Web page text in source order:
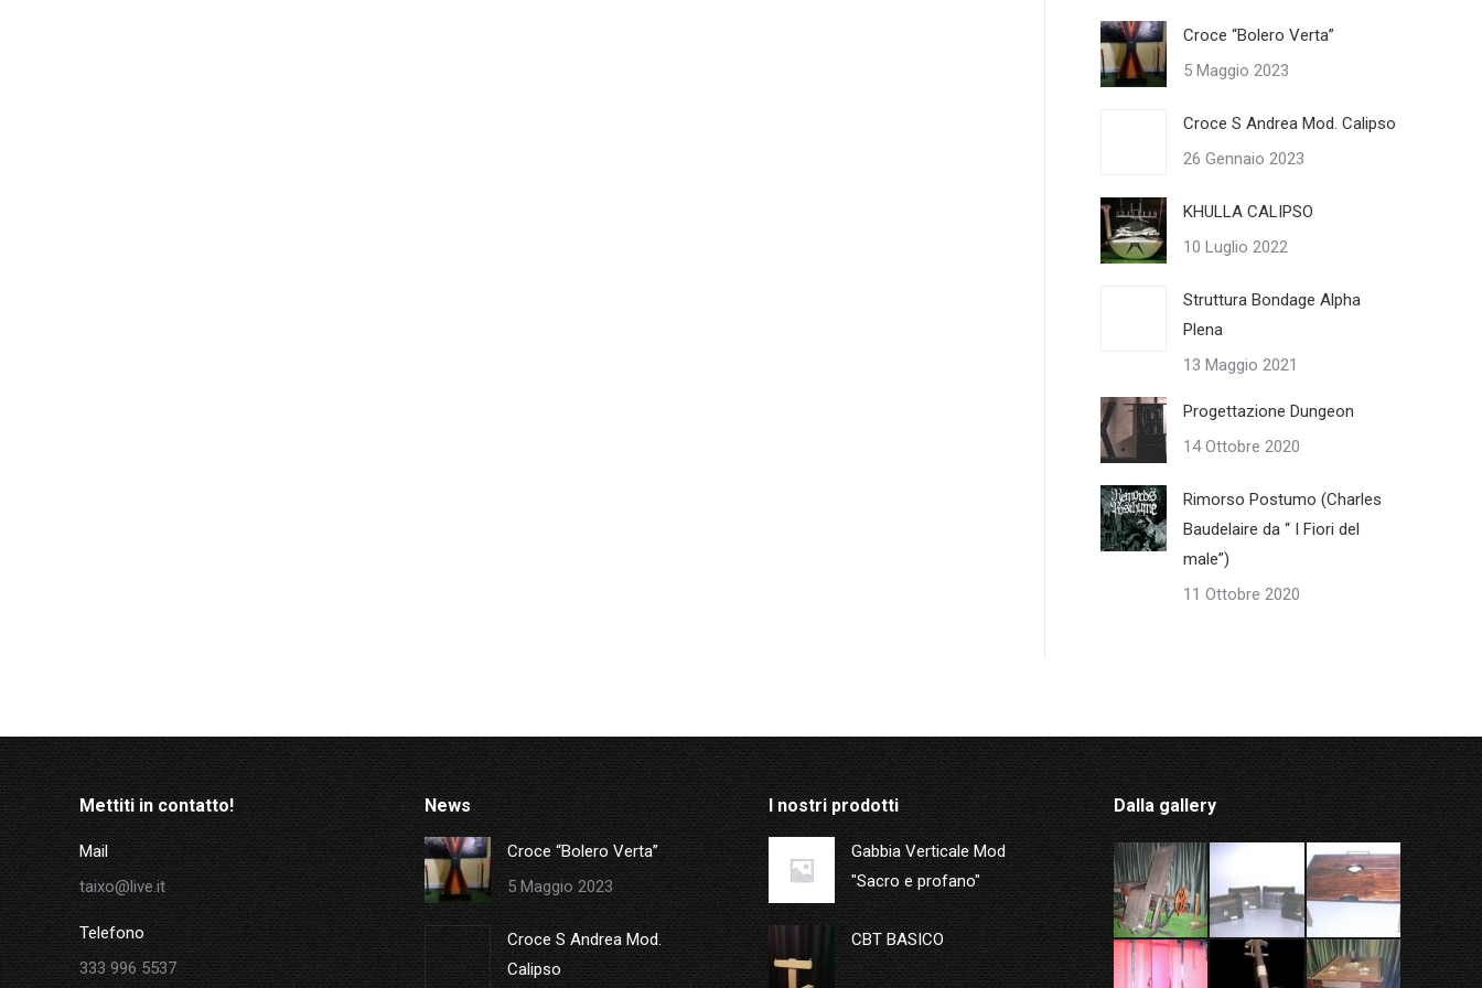
Croce “Bolero Verta”
5 Maggio 2023
Croce S Andrea Mod. Calipso
26 Gennaio 2023
KHULLA CALIPSO
10 Luglio 2022
Struttura Bondage Alpha
Plena
13 Maggio 2021
Progettazione Dungeon
14 Ottobre 2020
Rimorso Postumo (Charles
Baudelaire da “ I Fiori del
male”)
11 Ottobre 2020
Mettiti in contatto!
Mail
taixo@live.it
Telefono
333 996 5537
News
Croce “Bolero Verta”
5 Maggio 2023
Croce S Andrea Mod.
Calipso
I nostri prodotti
Gabbia Verticale Mod
"Sacro e profano"
CBT BASICO
Dalla gallery